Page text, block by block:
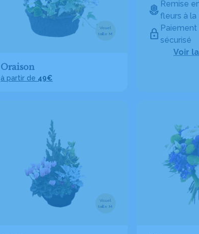
Remise
fleurs à
Paiement
sécurisé
Voir
Visuel
taille M
Oraison
à partir de 49€
Visuel
taille M